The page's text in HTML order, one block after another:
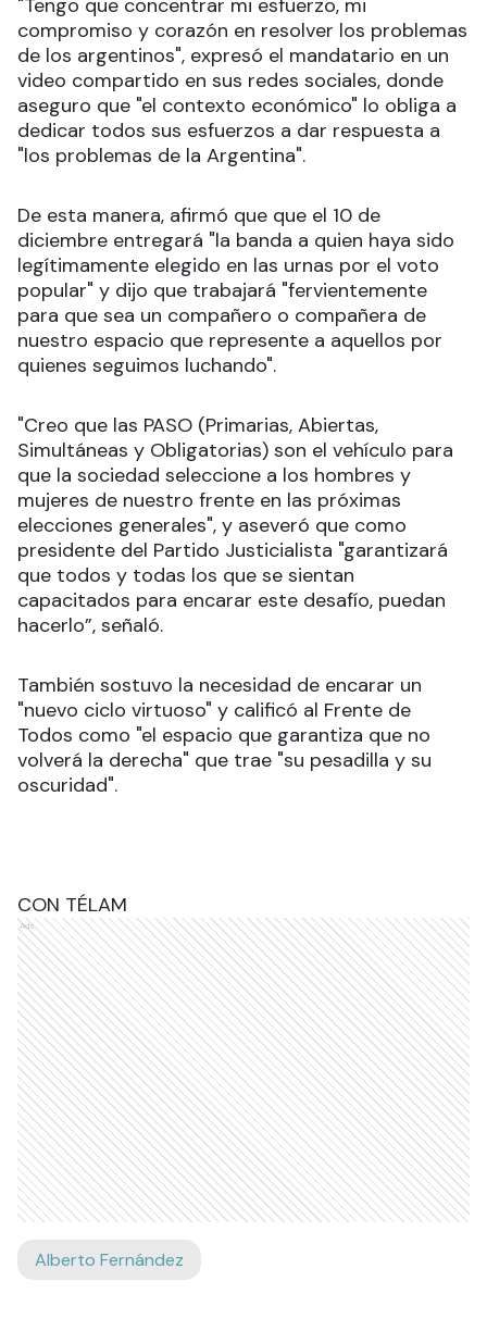
"Tengo que concentrar mi esfuerzo, mi
compromiso y corazón en resolver los problemas
de los argentinos", expresó el mandatario en un
video compartido en sus redes sociales, donde
aseguro que "el contexto económico" lo obliga a
dedicar todos sus esfuerzos a dar respuesta a
"los problemas de la Argentina".
De esta manera, afirmó que que el 10 de
diciembre entregará "la banda a quien haya sido
legítimamente elegido en las urnas por el voto
popular" y dijo que trabajará "fervientemente
para que sea un compañero o compañera de
nuestro espacio que represente a aquellos por
quienes seguimos luchando".
"Creo que las PASO (Primarias, Abiertas,
Simultáneas y Obligatorias) son el vehículo para
que la sociedad seleccione a los hombres y
mujeres de nuestro frente en las próximas
elecciones generales", y aseveró que como
presidente del Partido Justicialista "garantizará
que todos y todas los que se sientan
capacitados para encarar este desafío, puedan
hacerlo”, señaló.
También sostuvo la necesidad de encarar un
"nuevo ciclo virtuoso" y calificó al Frente de
Todos como "el espacio que garantiza que no
volverá la derecha" que trae "su pesadilla y su
oscuridad".
CON TÉLAM
Ads
Alberto Fernández